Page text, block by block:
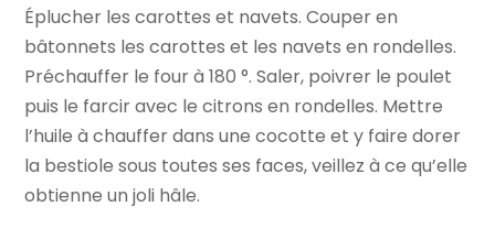
Éplucher les carottes et navets. Couper en
bâtonnets les carottes et les navets en rondelles.
Préchauffer le four à 180 °. Saler, poivrer le poulet
puis le farcir avec le citrons en rondelles. Mettre
l’huile à chauffer dans une cocotte et y faire dorer
la bestiole sous toutes ses faces, veillez à ce qu’elle
obtienne un joli hâle.